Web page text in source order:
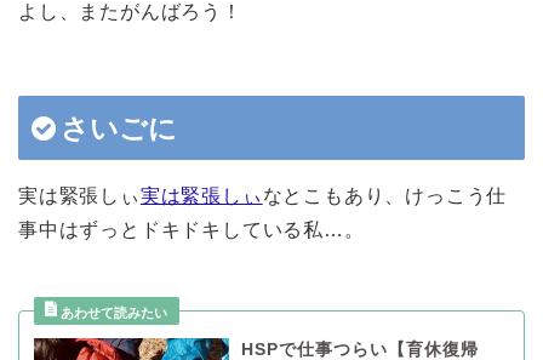
よし、またがんばろう！
さいごに
実は緊張しぃ実は緊張しぃ なとこもあり、けっこう仕
事中はずっとドキドキしている私…。
HSPで仕事つらい【育休復帰